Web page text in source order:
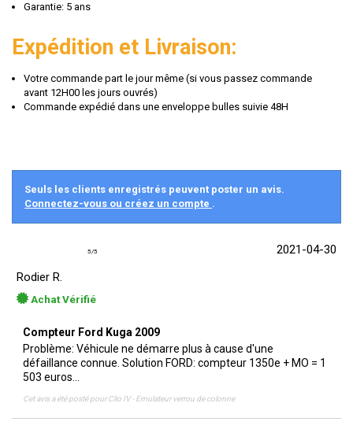
Garantie: 5 ans
Expédition et Livraison:
Votre commande part le jour même (si vous passez commande
avant 12H00 les jours ouvrés)
Commande expédié dans une enveloppe bulles suivie 48H
Seuls les clients enregistrés peuvent poster un avis.
Connectez-vous ou créez un compte .
5/5
2021-04-30
Rodier R.
Achat Vérifié
Compteur Ford Kuga 2009
Problème: Véhicule ne démarre plus à cause d'une
défaillance connue. Solution FORD: compteur 1350e + MO = 1
503 euros...
Cet avis a été posté pourClio IV - Emulateur verrou de colonne